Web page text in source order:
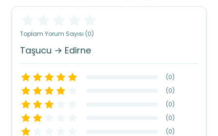
Toplam Yorum Sayısı (0)
Taşucu → Edirne
(0)
(0)
(0)
(0)
(0)